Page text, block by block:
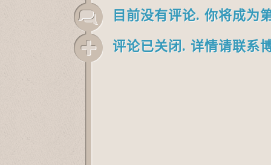
目前没有评论. 你将成为
评论已关闭. 详情请联系